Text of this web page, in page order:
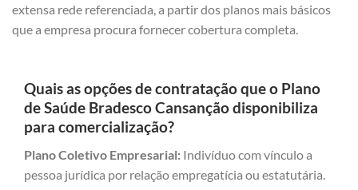
extensa rede referenciada, a partir dos planos mais básicos
que a empresa procura fornecer cobertura completa.
Quais as opções de contratação que o Plano
de Saúde Bradesco Cansanção disponibiliza
para comercialização?
Plano Coletivo Empresarial: Indivíduo com vínculo a
pessoa jurídica por relação empregatícia ou estatutária.